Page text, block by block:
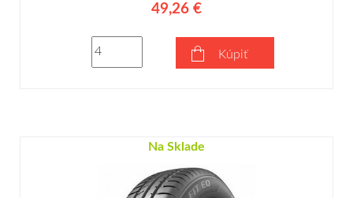
49,26 €
Kúpiť
Na Sklade